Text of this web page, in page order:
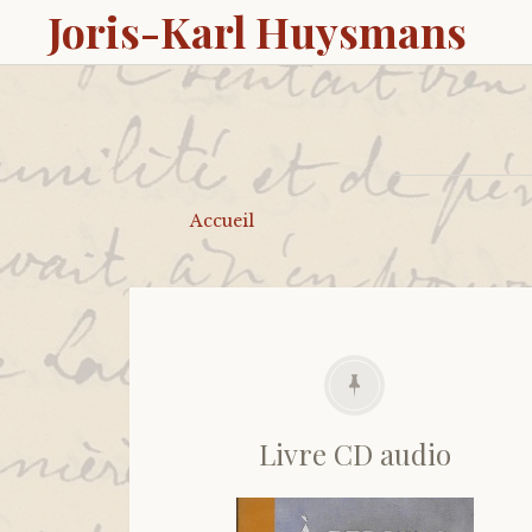
Joris-Karl Huysmans
Accueil
Livre CD audio